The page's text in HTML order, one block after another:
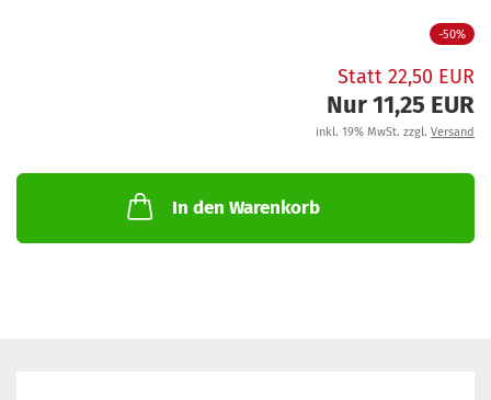
-50%
Statt 22,50 EUR
Nur 11,25 EUR
inkl. 19% MwSt. zzgl. Versand
In den Warenkorb